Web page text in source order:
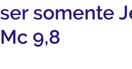
Párocos Pároco Atual
ser somente
Mc 9,8